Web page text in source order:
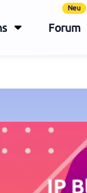
Forum
Neu